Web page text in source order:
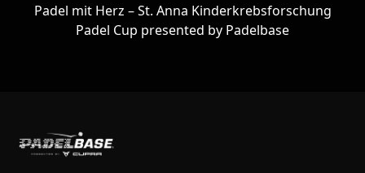
Padel mit Herz – St. Anna Kinderkrebsforschung
Padel Cup presented by Padelbase